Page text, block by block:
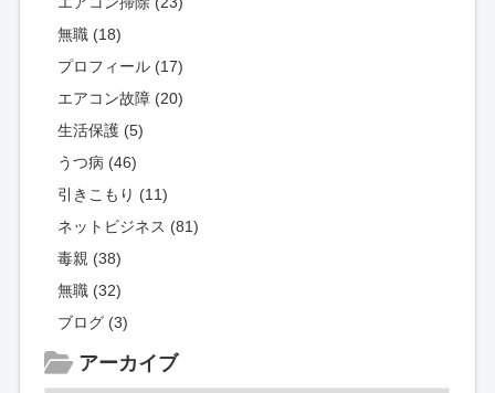
無職 (18)
プロフィール (17)
エアコン故障 (20)
生活保護 (5)
うつ病 (46)
引きこもり (11)
ネットビジネス (81)
毒親 (38)
無職 (32)
ブログ (3)
アーカイブ